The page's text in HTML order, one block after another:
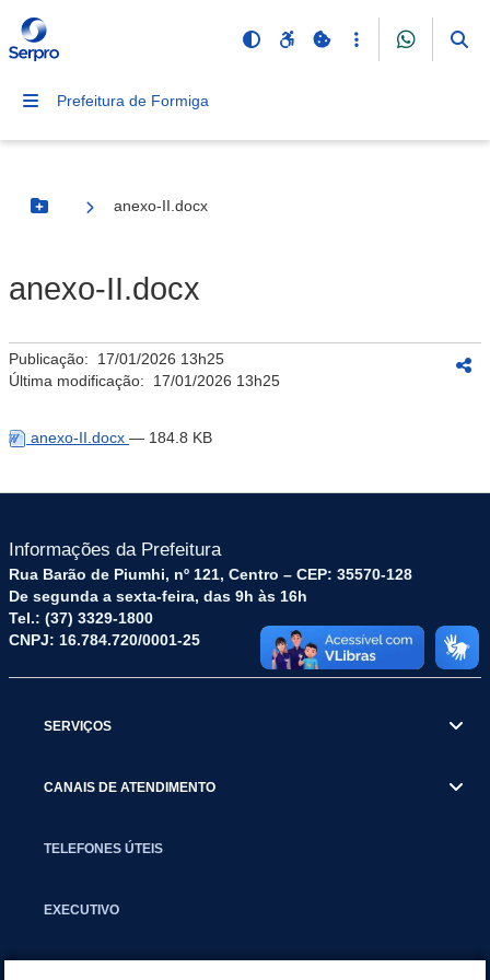
Prefeitura de Formiga
Botão Menu
anexo-II.docx
anexo-II.docx
Publicação: 17/01/2026 13h25
Última modificação: 17/01/2026 13h25
anexo-II.docx — 184.8 KB
Informações da Prefeitura
Rua Barão de Piumhi, nº 121, Centro – CEP: 35570-128
De segunda a sexta-feira, das 9h às 16h
Tel.: (37) 3329-1800
CNPJ: 16.784.720/0001-25
SERVIÇOS
CANAIS DE ATENDIMENTO
TELEFONES ÚTEIS
EXECUTIVO